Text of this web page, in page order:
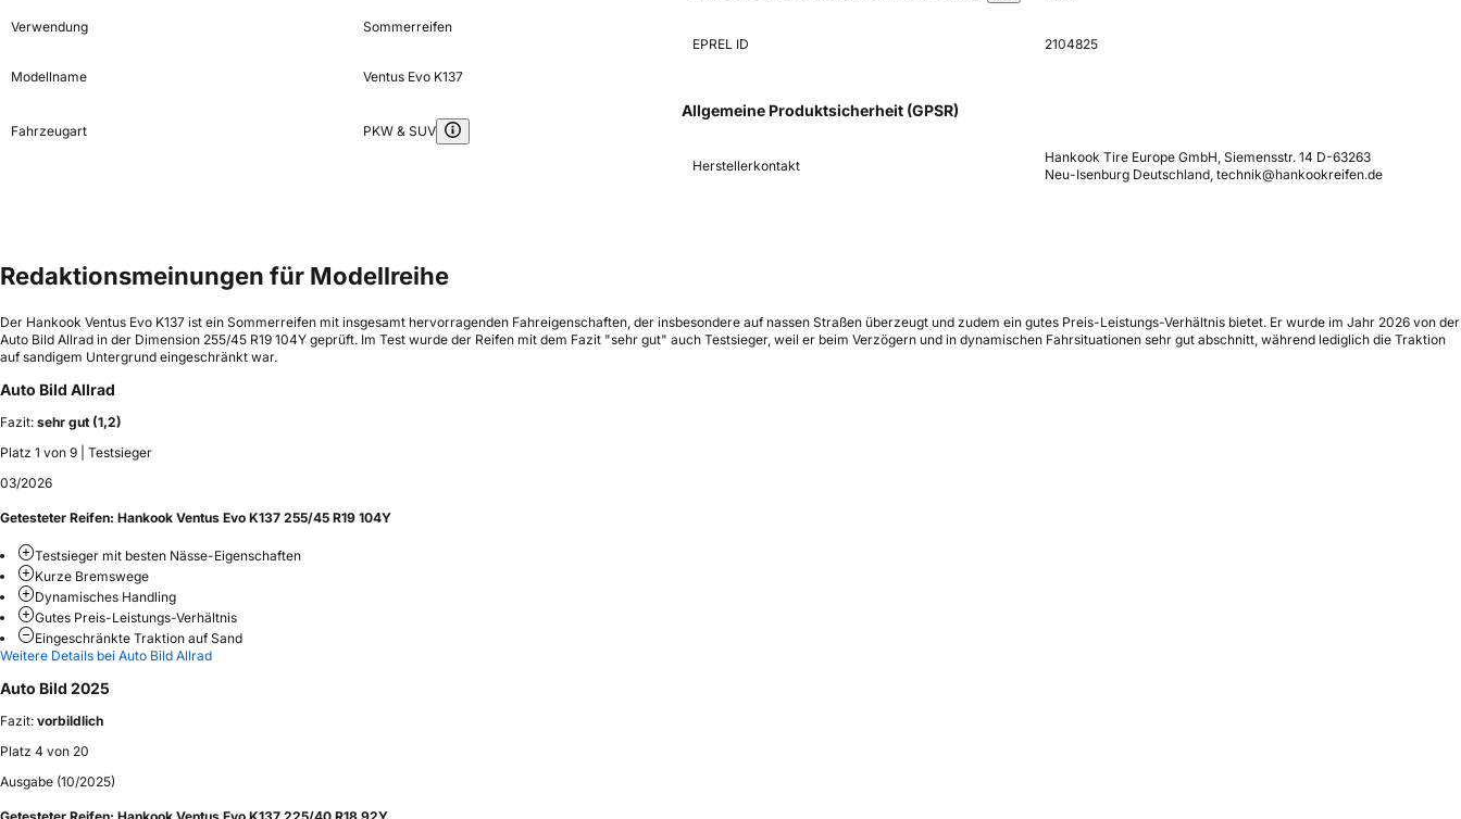
Verwendung Sommerreifen
Modellname Ventus Evo K137
Fahrzeugart PKW & SUV
EPREL ID 2104825
Allgemeine Produktsicherheit (GPSR)
Herstellerkontakt
Hankook Tire Europe GmbH, Siemensstr. 14 D-63263
Neu-Isenburg Deutschland, technik@hankookreifen.de
Redaktionsmeinungen für Modellreihe
Der Hankook Ventus Evo K137 ist ein Sommerreifen mit insgesamt hervorragenden Fahreigenschaften, der insbesondere auf nassen Straßen überzeugt und zudem ein gutes Preis-Leistungs-Verhältnis bietet. Er wurde im Jahr 2026 von der
Auto Bild Allrad in der Dimension 255/45 R19 104Y geprüft. Im Test wurde der Reifen mit dem Fazit "sehr gut" auch Testsieger, weil er beim Verzögern und in dynamischen Fahrsituationen sehr gut abschnitt, während lediglich die Traktion
auf sandigem Untergrund eingeschränkt war.
Auto Bild Allrad
Fazit: sehr gut (1,2)
Platz 1 von 9 | Testsieger
03/2026
Getesteter Reifen: Hankook Ventus Evo K137 255/45 R19 104Y
Testsieger mit besten Nässe-Eigenschaften
Kurze Bremswege
Dynamisches Handling
Gutes Preis-Leistungs-Verhältnis
Eingeschränkte Traktion auf Sand
Weitere Details bei Auto Bild Allrad
Auto Bild 2025
Fazit: vorbildlich
Platz 4 von 20
Ausgabe (10/2025)